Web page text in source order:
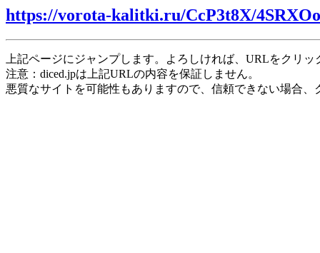
https://vorota-kalitki.ru/CcP3t8X/
上記ページにジャンプします。よろしければ、URLをクリ
注意：diced.jpは上記URLの内容を保証しません。
悪質なサイトを可能性もありますので、信頼できない場合、